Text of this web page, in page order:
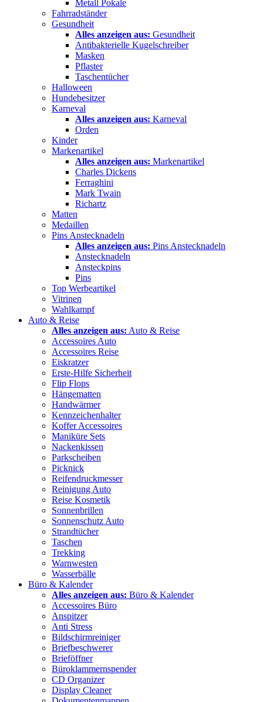
Metall Pokale
Fahrradständer
Gesundheit
Alles anzeigen aus: Gesundheit
Antibakterielle Kugelschreiber
Masken
Pflaster
Taschentücher
Halloween
Hundebesitzer
Karneval
Alles anzeigen aus: Karneval
Orden
Kinder
Markenartikel
Alles anzeigen aus: Markenartikel
Charles Dickens
Ferraghini
Mark Twain
Richartz
Matten
Medaillen
Pins Anstecknadeln
Alles anzeigen aus: Pins Anstecknadeln
Anstecknadeln
Ansteckpins
Pins
Top Werbeartikel
Vitrinen
Wahlkampf
Auto & Reise
Alles anzeigen aus: Auto & Reise
Accessoires Auto
Accessoires Reise
Eiskratzer
Erste-Hilfe Sicherheit
Flip Flops
Hängematten
Handwärmer
Kennzeichenhalter
Koffer Accessoires
Maniküre Sets
Nackenkissen
Parkscheiben
Picknick
Reifendruckmesser
Reinigung Auto
Reise Kosmetik
Sonnenbrillen
Sonnenschutz Auto
Strandtücher
Taschen
Trekking
Warnwesten
Wasserbälle
Büro & Kalender
Alles anzeigen aus: Büro & Kalender
Accessoires Büro
Anspitzer
Anti Stress
Bildschirmreiniger
Briefbeschwerer
Brieföffner
Büroklammernspender
CD Organizer
Display Cleaner